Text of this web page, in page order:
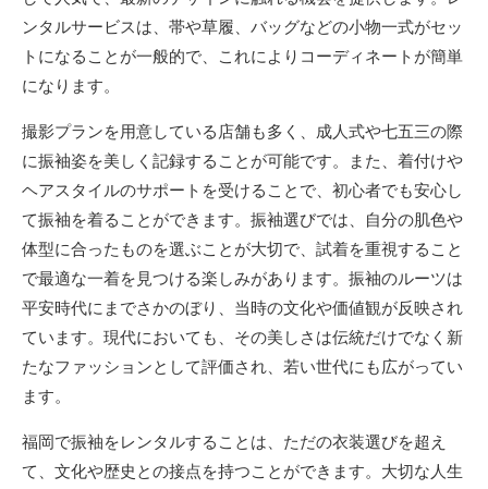
ンタルサービスは、帯や草履、バッグなどの小物一式がセッ
トになることが一般的で、これによりコーディネートが簡単
になります。
撮影プランを用意している店舗も多く、成人式や七五三の際
に振袖姿を美しく記録することが可能です。また、着付けや
ヘアスタイルのサポートを受けることで、初心者でも安心し
て振袖を着ることができます。振袖選びでは、自分の肌色や
体型に合ったものを選ぶことが大切で、試着を重視すること
で最適な一着を見つける楽しみがあります。振袖のルーツは
平安時代にまでさかのぼり、当時の文化や価値観が反映され
ています。現代においても、その美しさは伝統だけでなく新
たなファッションとして評価され、若い世代にも広がってい
ます。
福岡で振袖をレンタルすることは、ただの衣装選びを超え
て、文化や歴史との接点を持つことができます。大切な人生